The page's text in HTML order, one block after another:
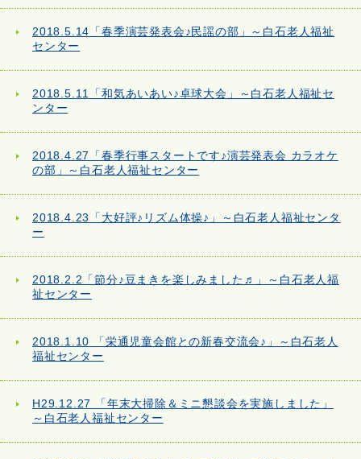
2018.5.14「春季演芸発表会♪民謡の部」～白石老人福祉
センター
2018.5.11「和気あいあい♪卓球大会」～白石老人福祉セ
ンター
2018.4.27「春季行事スタートです♪演芸発表会 カラオケ
の部」～白石老人福祉センター
2018.4.23「大好評♪リズム体操♪」～白石老人福祉センタ
ー
2018.2.2「節分♪豆まきを楽しみました♬」～白石老人福
祉センター
2018.1.10 「栄通児童会館との新春交流会♪」～白石老人
福祉センター
H29.12.27 「年末大掃除＆ミニ懇談会を実施しました」
～白石老人福祉センター